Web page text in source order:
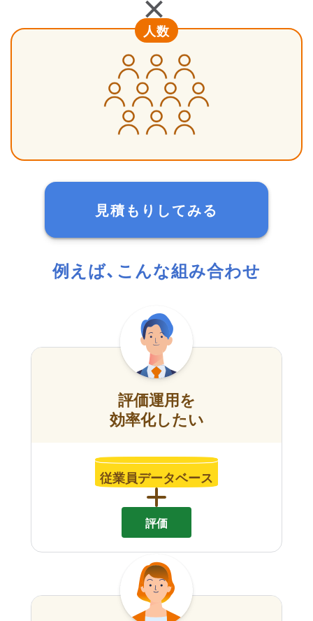
人数
見積もりしてみる
例えば、こんな組み合わせ
評価運用を
効率化したい
従業員データベース
評価